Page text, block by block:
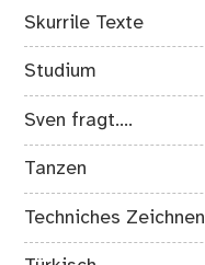
Skurrile Texte
Studium
Sven fragt….
Tanzen
Techniches Zeichnen